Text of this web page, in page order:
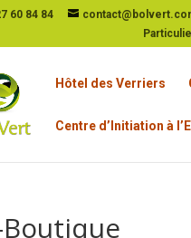
60 84 84
Hôtel des Verriers
Centre d’Initiation à
Boutique